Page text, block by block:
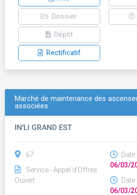
Dossier
Dépôt
Rectificatif
Marché de maintenance des
associées
IN'LI GRAND EST
67
Service - Appel d'Offres
Ouvert
06/03/
06/03/